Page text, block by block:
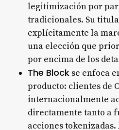
legitimización por
tradicionales. Su
explícitamente la
una elección que
por encima de los
The Blockse enfoca
producto: clientes de
internacionalmente
directamente tanto a
acciones tokenizadas.